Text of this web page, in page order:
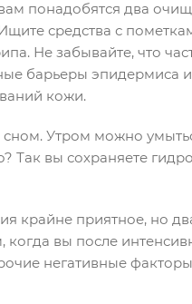
понадобятся два
средства с
Не забывайте, что
барьеры эпидермиса
кожи.
Утром можно
Так вы сохраняете
крайне приятное, но
вы после
негативные